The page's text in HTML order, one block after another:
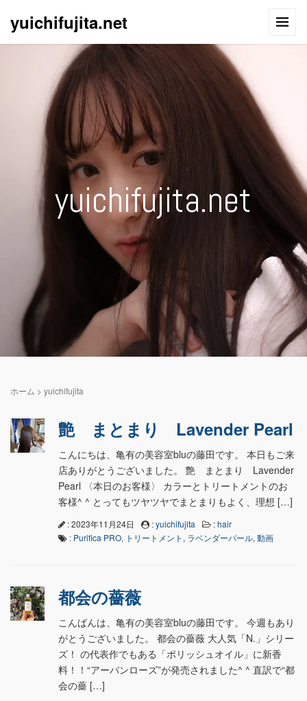
yuichifujita.net
yuichifujita.net
ホーム > yuichifujita
艶 まとまり Lavender Pearl
こんにちは、亀有の美容室bluの藤田です。 本日もご来
店ありがとうございました。 艶 まとまり Lavender
Pearl 〈本日のお客様〉 カラーとトリートメントのお
客様^ ^ とってもツヤツヤでまとまりもよく、理想 […]
: 2023年11月24日 :yuichifujita :hair
: Purifica PRO, トリートメント , ラベンダーパール, 動画
都会の薔薇
こんばんは、亀有の美容室bluの藤田です。 今週もあり
がとうございました。 都会の薔薇 大人気「N.」シリー
ズ！ の代表作でもある「ポリッシュオイル」に新香
料！！“アーバンローズ”が発売されました^ ^ 直訳で“都
会の薔 […]